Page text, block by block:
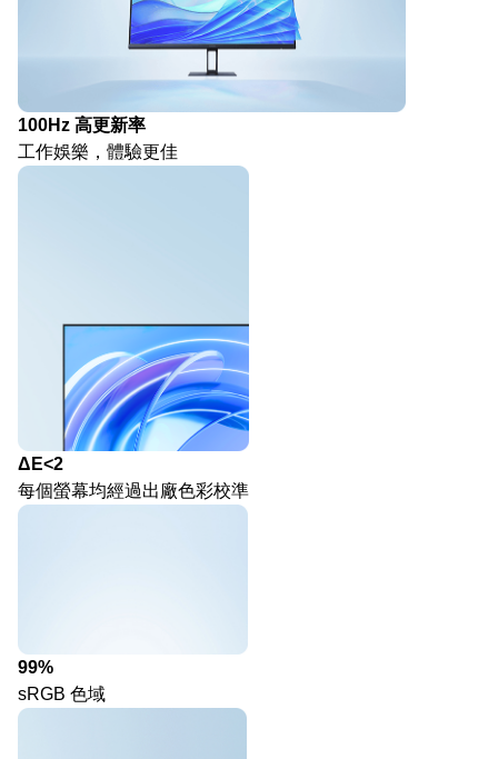
100Hz 高更新率
工作娛樂，體驗更佳
ΔE<2
每個螢幕均經過出廠色彩校準
99%
sRGB 色域